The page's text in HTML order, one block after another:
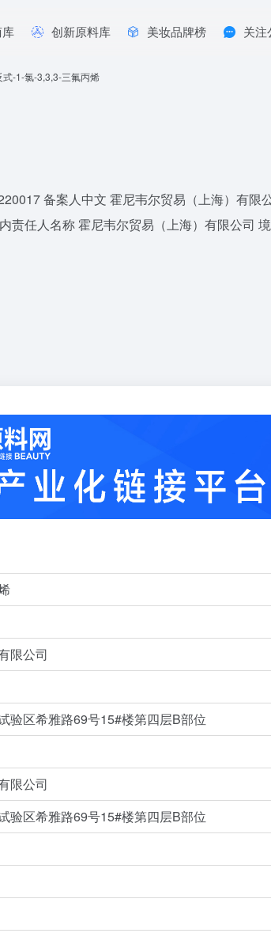
创新原料库 美妆品牌榜 关注
式-1-氯-3,3,3-三氟丙烯
备案人中文 霍尼韦尔贸易（上海）有
任人名称 霍尼韦尔贸易（上海）有限公司
限公司
验区希雅路69号15#楼第四层B部位
限公司
验区希雅路69号15#楼第四层B部位